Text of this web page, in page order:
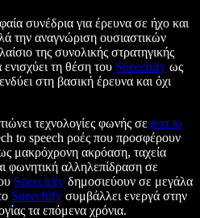
συνέδρια για έρευνα σε ήχο και
την αναγνώριση ουσιαστικών
της συνολικής στρατηγικής
ενισχύει τη θέση του Speechify ως
στη βασική έρευνα και όχι
τεχνολογίες φωνής σε text to
to speech ροές που προσφέρουν
μακρόχρονη ακρόαση, ταχεία
φωνητική αλληλεπίδραση σε
Speechify δημοσιεύουν σε μεγάλα
Speechify συμβάλλει ενεργά στην
τα επόμενα χρόνια.